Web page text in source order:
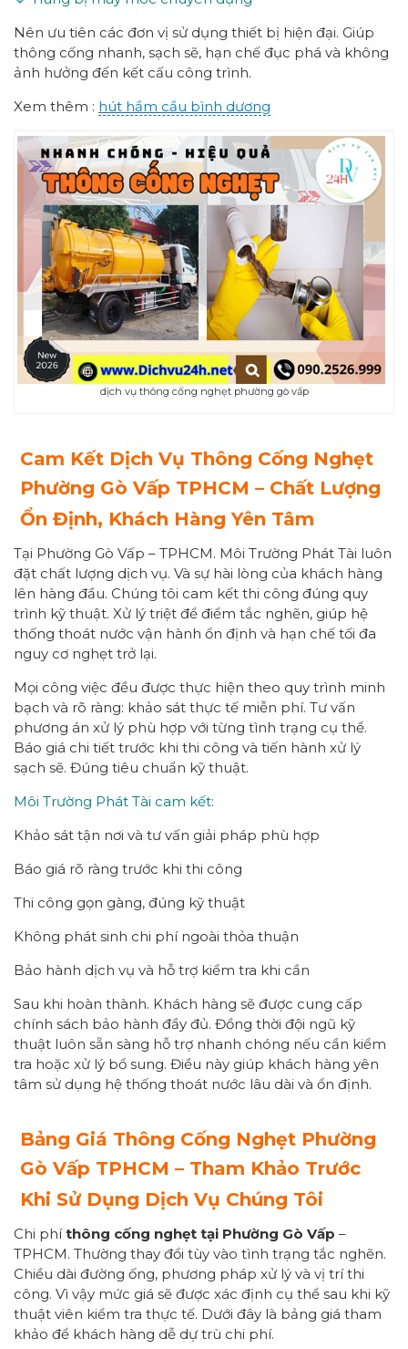
Nên ưu tiên các đơn vị sử dụng thiết bị hiện đại. Giúp
thông cống nhanh, sạch sẽ, hạn chế đục phá và không
ảnh hưởng đến kết cấu công trình.
Xem thêm : hút hầm cầu bình dương
dịch vụ thông cống nghẹt phường gò vấp
Cam Kết Dịch Vụ Thông Cống Nghẹt
Phường Gò Vấp TPHCM – Chất Lượng
Ổn Định, Khách Hàng Yên Tâm
Tại Phường Gò Vấp – TPHCM. Môi Trường Phát Tài luôn
đặt chất lượng dịch vụ. Và sự hài lòng của khách hàng
lên hàng đầu. Chúng tôi cam kết thi công đúng quy
trình kỹ thuật. Xử lý triệt để điểm tắc nghẽn, giúp hệ
thống thoát nước vận hành ổn định và hạn chế tối đa
nguy cơ nghẹt trở lại.
Mọi công việc đều được thực hiện theo quy trình minh
bạch và rõ ràng: khảo sát thực tế miễn phí. Tư vấn
phương án xử lý phù hợp với từng tình trạng cụ thể.
Báo giá chi tiết trước khi thi công và tiến hành xử lý
sạch sẽ. Đúng tiêu chuẩn kỹ thuật.
Môi Trường Phát Tài cam kết:
Khảo sát tận nơi và tư vấn giải pháp phù hợp
Báo giá rõ ràng trước khi thi công
Thi công gọn gàng, đúng kỹ thuật
Không phát sinh chi phí ngoài thỏa thuận
Bảo hành dịch vụ và hỗ trợ kiểm tra khi cần
Sau khi hoàn thành. Khách hàng sẽ được cung cấp
chính sách bảo hành đầy đủ. Đồng thời đội ngũ kỹ
thuật luôn sẵn sàng hỗ trợ nhanh chóng nếu cần kiểm
tra hoặc xử lý bổ sung. Điều này giúp khách hàng yên
tâm sử dụng hệ thống thoát nước lâu dài và ổn định.
Bảng Giá Thông Cống Nghẹt Phường
Gò Vấp TPHCM – Tham Khảo Trước
Khi Sử Dụng Dịch Vụ Chúng Tôi
Chi phíthông cống nghẹt tại Phường Gò Vấp –
TPHCM. Thường thay đổi tùy vào tình trạng tắc nghẽn.
Chiều dài đường ống, phương pháp xử lý và vị trí thi
công. Vì vậy mức giá sẽ được xác định cụ thể sau khi kỹ
thuật viên kiểm tra thực tế. Dưới đây là bảng giá tham
khảo để khách hàng dễ dự trù chi phí.